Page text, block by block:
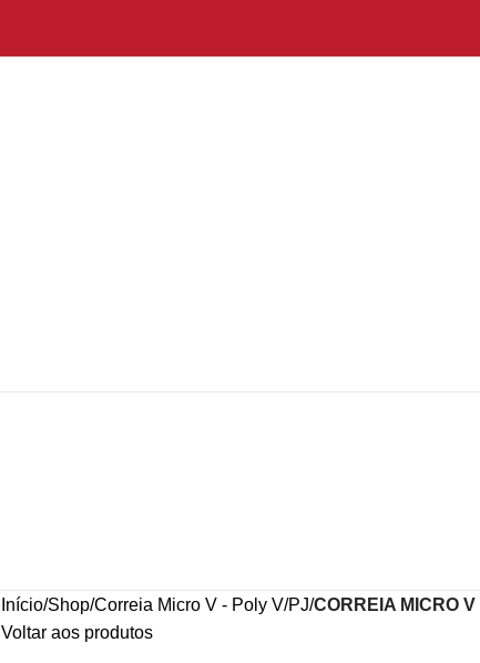
Início Shop Correia Micro V - Poly V PJ CORREIA MICRO
Voltar aos produtos